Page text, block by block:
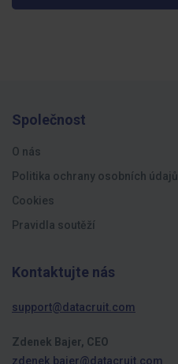
Společnost
O nás
Politika ochrany osobních údajů
Cookies
Pravidla soutěží
Kontaktujte nás
support@datacruit.com
Zdenek Bajer, CEO
zdenek.bajer@datacruit.com